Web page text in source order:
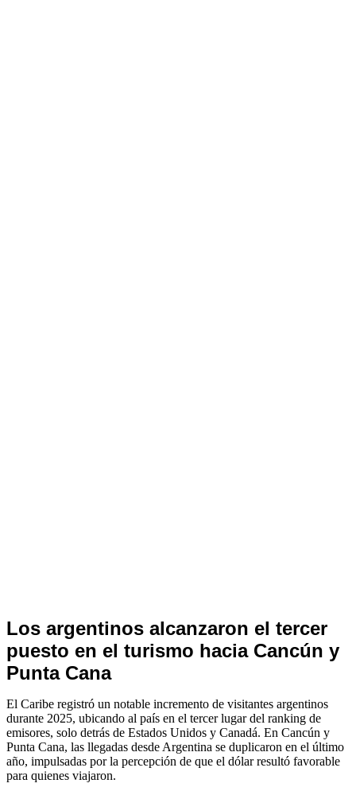
Notas
de
Archivo
Los argentinos alcanzaron el tercer
puesto en el turismo hacia Cancún y
Punta Cana
El Caribe registró un notable incremento de visitantes argentinos
durante 2025, ubicando al país en el tercer lugar del ranking de
emisores, solo detrás de Estados Unidos y Canadá. En Cancún y
Punta Cana, las llegadas desde Argentina se duplicaron en el último
año, impulsadas por la percepción de que el dólar resultó favorable
para quienes viajaron.